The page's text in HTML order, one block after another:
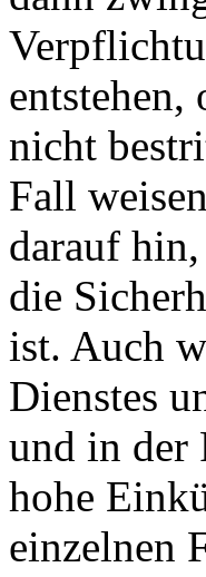
entstehen,
nicht
Fall
darauf
die
ist. Auch
Dienstes
und in der
hohe
einzelnen